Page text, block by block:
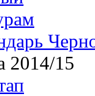
2014/15